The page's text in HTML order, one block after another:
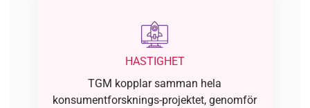
HASTIGHET
TGM kopplar samman hela
konsumentforsknings-projektet, genomför